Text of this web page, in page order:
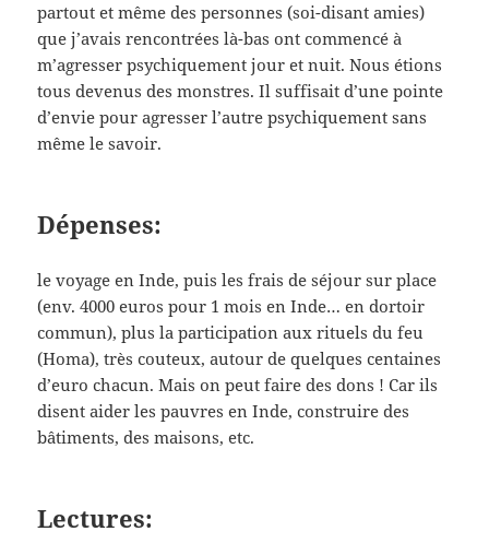
partout et même des personnes (soi-disant amies)
que j’avais rencontrées là-bas ont commencé à
m’agresser psychiquement jour et nuit. Nous étions
tous devenus des monstres. Il suffisait d’une pointe
d’envie pour agresser l’autre psychiquement sans
même le savoir.
Dépenses:
le voyage en Inde, puis les frais de séjour sur place
(env. 4000 euros pour 1 mois en Inde… en dortoir
commun), plus la participation aux rituels du feu
(Homa), très couteux, autour de quelques centaines
d’euro chacun. Mais on peut faire des dons ! Car ils
disent aider les pauvres en Inde, construire des
bâtiments, des maisons, etc.
Lectures: